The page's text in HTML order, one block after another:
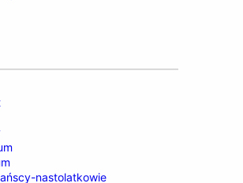
nastolatkowie